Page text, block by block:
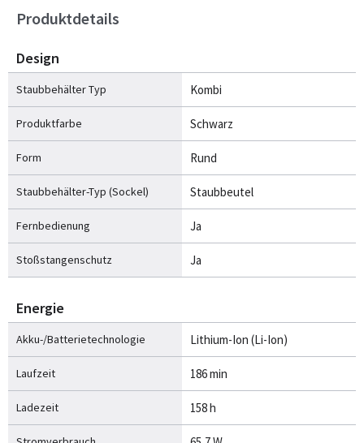
Produktdetails
Design
Staubbehälter Typ Kombi
Produktfarbe Schwarz
Form Rund
Staubbehälter-Typ (Sockel) Staubbeutel
Fernbedienung Ja
Stoßstangenschutz Ja
Energie
Akku-/Batterietechnologie Lithium-Ion (Li-Ion)
Laufzeit 186 min
Ladezeit 158 h